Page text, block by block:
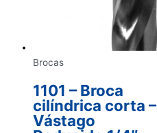
Brocas
1101 – Broca
cilíndrica corta –
Vástago